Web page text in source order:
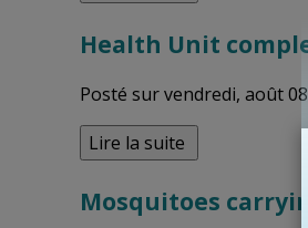
Health Unit
Posté sur vendredi, août
Lire la suite
Mosquitoes